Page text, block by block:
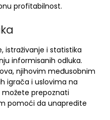
profitabilnost.
istraživanje i statistika
informisanih odluka.
njihovim međusobnim
igrača i uslovima na
možete prepoznati
pomoći da unapredite